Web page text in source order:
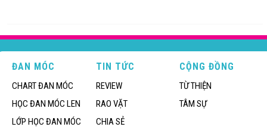
ĐAN MÓC
CHART ĐAN MÓC
HỌC ĐAN MÓC LEN
LỚP HỌC ĐAN MÓC
TIN TỨC
REVIEW
RAO VẶT
CHIA SẺ
CỘNG ĐỒNG
TỪ THIỆN
TÂM SỰ